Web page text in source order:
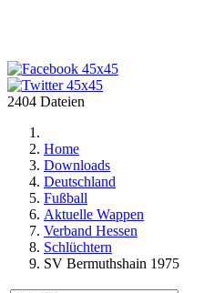
2404 Dateien
Home
Downloads
Deutschland
Fußball
Aktuelle Wappen
Verband Hessen
Schlüchtern
SV Bermuthshain 1975